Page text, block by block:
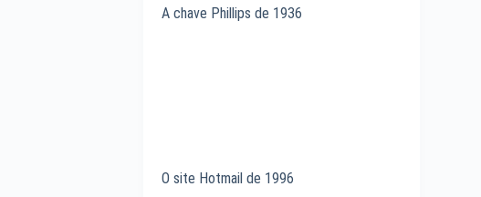
A chave Phillips de 1936
O site Hotmail de 1996